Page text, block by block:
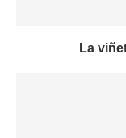
La